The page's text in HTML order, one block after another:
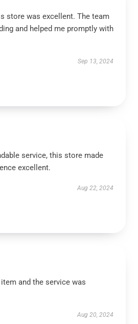
store was excellent. The team
and helped me promptly with
Sep 13, 2024
service, this store made
excellent.
Aug 22, 2024
and the service was
Aug 20, 2024